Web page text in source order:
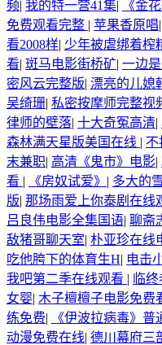
频| 我的特一营41集| 《金
免费观看完整 | 苹果香原唱|
看2008样| 少年被虐绑着榨
看| 斑马电影街桥矿| 一边
密风云完整版| 漂亮的儿媳
吴绮珊| 私密按摩师完整视
律师的壁落| 十大奇冤高清|
森林满天星版美国在线 | 不
末兼职| 高清《鬼市》电影|
看 | 《房奴试爱》 | 多大的
版| 那场雨爱上你泰剧在线
吕良伟电影全集国语| 聊斋
敌猪哥聊天室| 朴亚珍在线
吃他胯下的体育生H| 电击
我吧第二季在线观看 | 临
女婴| 木子檀檀子电影免费
练免费| 《伊波拉病毒》普
动漫免费在线| 德川幕府三